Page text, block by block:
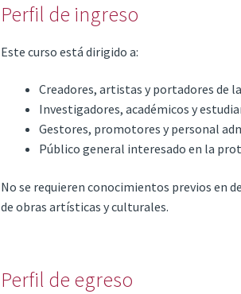
Perfil de ingreso
Este curso está dirigido a:
Creadores, artistas y portadores de
Investigadores, académicos y
Gestores, promotores y personal
Público general interesado en la
No se requieren conocimientos previos en
de obras artísticas y culturales.
Perfil de egreso